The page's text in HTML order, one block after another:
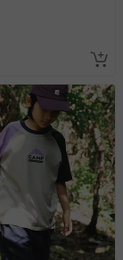
流程、付款方
送方式等有疑
會通知媽咪並協
無法安排出貨，
將提供適當補